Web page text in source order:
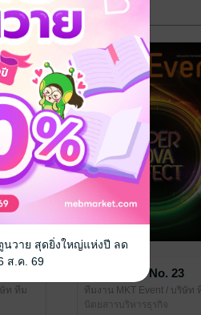
ท ทีม
MKT Event No. 23
ทีมงาน MKT Event / บริษัท
ไทเกอร์ส จำกัด
นิตยสารบริหารธุรกิจ
นวาย สุดยิ่งใหญ่แห่งปี ลด
ส.ค. 69